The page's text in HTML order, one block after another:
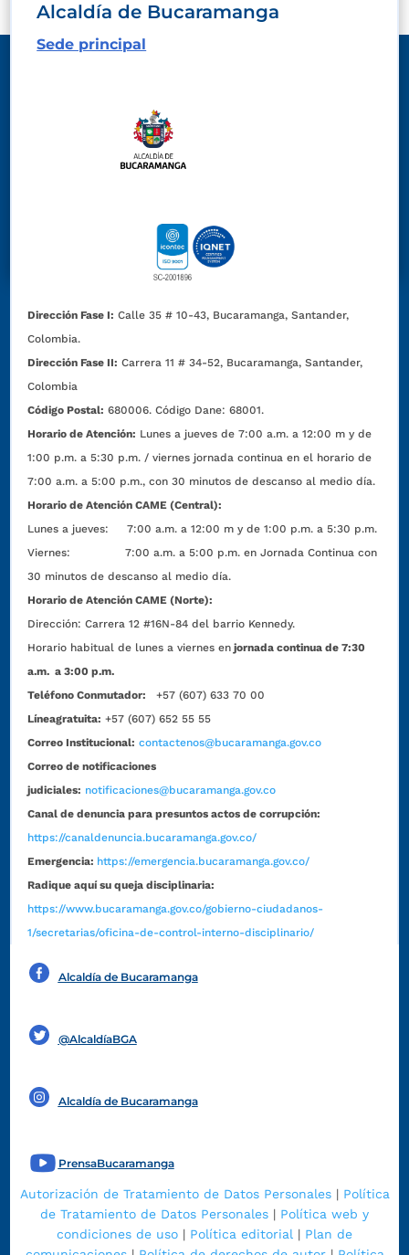
Alcaldía de Bucaramanga
Sede principal
Dirección Fase I: Calle 35 # 10-43, Bucaramanga, Santander,
Colombia.
Dirección Fase II: Carrera 11 # 34-52, Bucaramanga, Santander,
Colombia
Código Postal: 680006. Código Dane: 68001.
Horario de Atención: Lunes a jueves de 7:00 a.m. a 12:00 m y de
1:00 p.m. a 5:30 p.m. / viernes jornada continua en el horario de
7:00 a.m. a 5:00 p.m., con 30 minutos de descanso al medio día.
Horario de Atención CAME (Central):
Lunes a jueves: 7:00 a.m. a 12:00 m y de 1:00 p.m. a 5:30 p.m.
Viernes: 7:00 a.m. a 5:00 p.m. en Jornada Continua con
30 minutos de descanso al medio día.
Horario de Atención CAME (Norte):
Dirección:Carrera 12 #16N-84 del barrio Kennedy.
Horario habitual de lunes a viernes en jornada continua de 7:30
a.m. a 3:00 p.m.
Teléfono Conmutador:
+57 (607) 633 70 00
Líneagratuita: +57 (607) 652 55 55
Correo Institucional: contactenos@bucaramanga.gov.co
Correo de notificaciones
judiciales: notificaciones@bucaramanga.gov.co
Canal de denuncia para presuntos actos de corrupción:
https://canaldenuncia.bucaramanga.gov.co/
Emergencia: https://emergencia.bucaramanga.gov.co/
Radique aquí su queja disciplinaria:
https://www.bucaramanga.gov.co/gobierno-ciudadanos-
1/secretarias/oficina-de-control-interno-disciplinario/
Alcaldía de Bucaramanga
@AlcaldíaBGA
Alcaldía de Bucaramanga
PrensaBucaramanga
Autorización de Tratamiento de Datos Personales| Política
de Tratamiento de Datos Personales | Política web y
condiciones de uso | Política editorial | Plan de